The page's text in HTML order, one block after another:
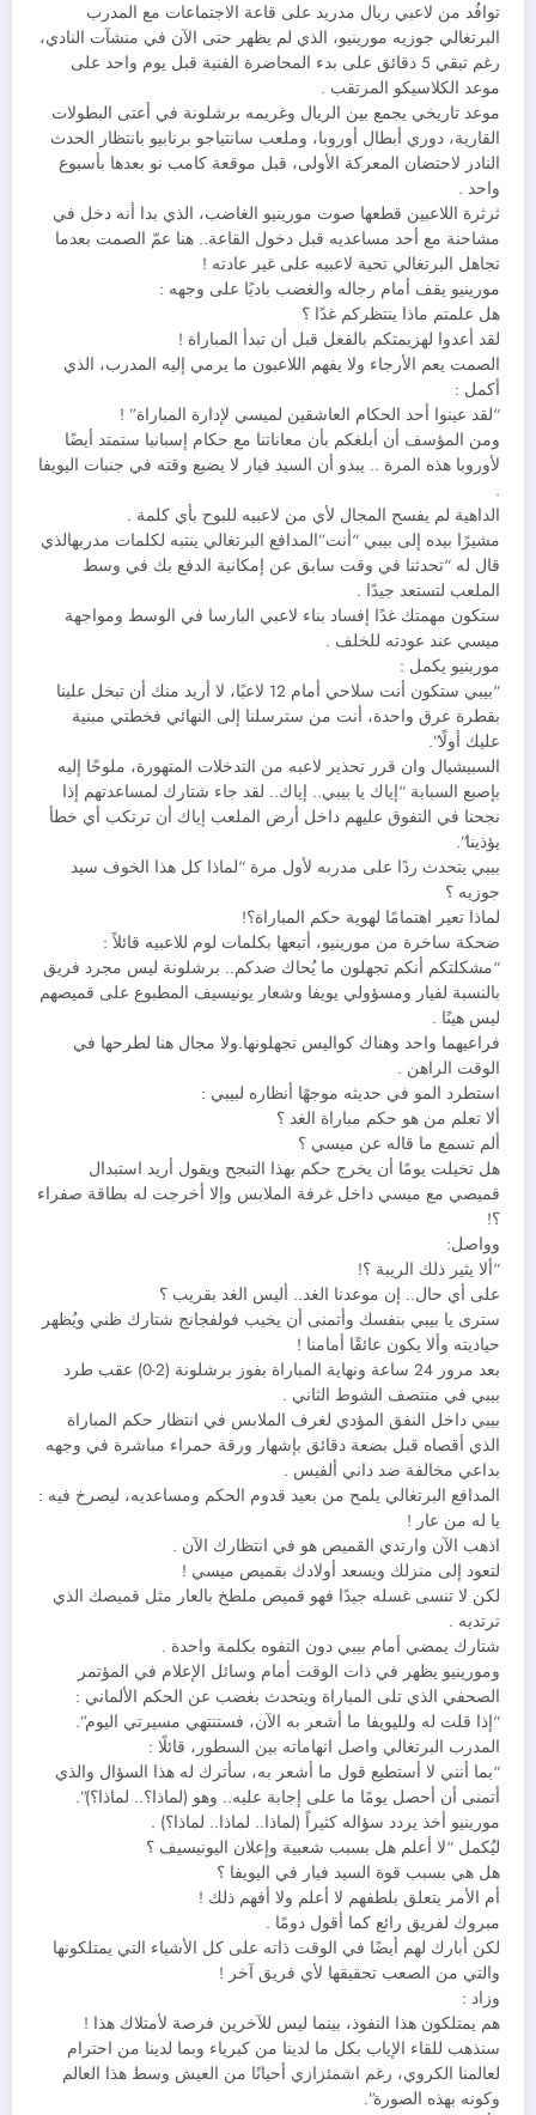
توافُد من لاعبي ريال مدريد على قاعة الاجتماعات مع المدرب
البرتغالي جوزيه مورينيو، الذي لم يظهر حتى الآن في منشآت النادي،
رغم تبقي 5 دقائق على بدء المحاضرة الفنية قبل يوم واحد على
موعد الكلاسيكو المرتقب .
موعد تاريخي يجمع بين الريال وغريمه برشلونة في أعتى البطولات
القارية، دوري أبطال أوروبا، وملعب سانتياجو برنابيو بانتظار الحدث
النادر لاحتضان المعركة الأولى، قبل موقعة كامب نو بعدها بأسبوع
واحد .
ثرثرة اللاعبين قطعها صوت مورينيو الغاضب، الذي بدا أنه دخل في
مشاحنة مع أحد مساعديه قبل دخول القاعة.. هنا عمّ الصمت بعدما
تجاهل البرتغالي تحية لاعبيه على غير عادته !
مورينيو يقف أمام رجاله والغضب باديًا على وجهه :
هل علمتم ماذا ينتظركم غدًا ؟
لقد أعدوا لهزيمتكم بالفعل قبل أن تبدأ المباراة !
الصمت يعم الأرجاء ولا يفهم اللاعبون ما يرمي إليه المدرب، الذي
أكمل :
“لقد عينوا أحد الحكام العاشقين لميسي لإدارة المباراة” !
ومن المؤسف أن أبلغكم بأن معاناتنا مع حكام إسبانيا ستمتد أيضًا
لأوروبا هذه المرة .. يبدو أن السيد فيار لا يضيع وقته في جنبات اليويفا
.
الداهية لم يفسح المجال لأي من لاعبيه للبوح بأي كلمة .
مشيرًا بيده إلى بيبي “أنت”المدافع البرتغالي ينتبه لكلمات مدربهالذي
قال له “تحدثنا في وقت سابق عن إمكانية الدفع بك في وسط
الملعب لتستعد جيدًا .
ستكون مهمتك غدًا إفساد بناء لاعبي البارسا في الوسط ومواجهة
ميسي عند عودته للخلف .
مورينيو يكمل :
“بيبي ستكون أنت سلاحي أمام 12 لاعبًا، لا أريد منك أن تبخل علينا
بقطرة عرق واحدة، أنت من سترسلنا إلى النهائي فخطتي مبنية
عليك أولًا”.
السبيشيال وان قرر تحذير لاعبه من التدخلات المتهورة، ملوحًا إليه
بإصبع السبابة “إياك يا بيبي.. إياك.. لقد جاء شتارك لمساعدتهم إذا
نجحنا في التفوق عليهم داخل أرض الملعب إياك أن ترتكب أي خطأ
يؤذينا”.
بيبي يتحدث ردًا على مدربه لأول مرة “لماذا كل هذا الخوف سيد
جوزيه ؟
لماذا تعير اهتمامًا لهوية حكم المباراة؟!
ضحكة ساخرة من مورينيو، أتبعها بكلمات لوم للاعبيه قائلاً :
“مشكلتكم أنكم تجهلون ما يُحاك ضدكم.. برشلونة ليس مجرد فريق
بالنسبة لفيار ومسؤولي يويفا وشعار يونيسيف المطبوع على قميصهم
ليس هينًا .
فراعيهما واحد وهناك كواليس تجهلونها.ولا مجال هنا لطرحها في
الوقت الراهن .
استطرد المو في حديثه موجهًا أنظاره لبيبي :
ألا تعلم من هو حكم مباراة الغد ؟
ألم تسمع ما قاله عن ميسي ؟
هل تخيلت يومًا أن يخرج حكم بهذا التبجح ويقول أريد استبدال
قميصي مع ميسي داخل غرفة الملابس وإلا أخرجت له بطاقة صفراء
؟!
وواصل:
“ألا يثير ذلك الريبة ؟!
على أي حال.. إن موعدنا الغد.. أليس الغد بقريب ؟
سترى يا بيبي بنفسك وأتمنى أن يخيب فولفجانج شتارك ظني ويُظهر
حياديته وألا يكون عائقًا أمامنا !
بعد مرور 24 ساعة ونهاية المباراة بفوز برشلونة (2-0) عقب طرد
بيبي في منتصف الشوط الثاني .
بيبي داخل النفق المؤدي لغرف الملابس في انتظار حكم المباراة
الذي أقصاه قبل بضعة دقائق بإشهار ورقة حمراء مباشرة في وجهه
بداعي مخالفة ضد داني ألفيس .
المدافع البرتغالي يلمح من بعيد قدوم الحكم ومساعديه، ليصرخ فيه :
يا له من عار !
اذهب الآن وارتدي القميص هو في انتظارك الآن .
لتعود إلى منزلك ويسعد أولادك بقميص ميسي !
لكن لا تنسى غسله جيدًا فهو قميص ملطخ بالعار مثل قميصك الذي
ترتديه .
شتارك يمضي أمام بيبي دون التفوه بكلمة واحدة .
ومورينيو يظهر في ذات الوقت أمام وسائل الإعلام في المؤتمر
الصحفي الذي تلى المباراة ويتحدث بغضب عن الحكم الألماني :
“إذا قلت له ولليويفا ما أشعر به الآن، فستنتهي مسيرتي اليوم”.
المدرب البرتغالي واصل اتهاماته بين السطور، قائلًا :
“بما أنني لا أستطيع قول ما أشعر به، سأترك له هذا السؤال والذي
أتمنى أن أحصل يومًا ما على إجابة عليه.. وهو (لماذا؟.. لماذا؟)”.
مورينيو أخذ يردد سؤاله كثيراً (لماذا.. لماذا.. لماذا؟) .
ليُكمل “لا أعلم هل بسبب شعبية وإعلان اليونيسيف ؟
هل هي بسبب قوة السيد فيار في اليويفا ؟
أم الأمر يتعلق بلطفهم لا أعلم ولا أفهم ذلك !
مبروك لفريق رائع كما أقول دومًا .
لكن أبارك لهم أيضًا في الوقت ذاته على كل الأشياء التي يمتلكونها
والتي من الصعب تحقيقها لأي فريق آخر !
وزاد :
هم يمتلكون هذا النفوذ، بينما ليس للآخرين فرصة لأمتلاك هذا !
سنذهب للقاء الإياب بكل ما لدينا من كبرياء وبما لدينا من احترام
لعالمنا الكروي، رغم اشمئزازي أحيانًا من العيش وسط هذا العالم
وكونه بهذه الصورة”.